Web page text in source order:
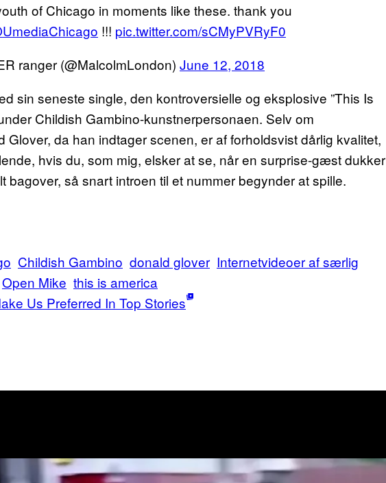
of Chicago in moments like these. thank you
!!! pic.twitter.com/sCMyPVRyF0
ranger (@MalcolmLondon) June 12, 2018
sin seneste single, den kontroversielle og eksplosive ”This Is
Childish Gambino-kunstnerpersonaen. Selv om
Glover, da han indtager scenen, er af forholdsvist dårlig kvalitet,
hvis du, som mig, elsker at se, når en surprise-gæst dukker
så snart introen til et nummer begynder at spille.
Childish Gambino donald glover Internetvideoer af særlig
Open Mike this is america
Us Preferred In Top Stories